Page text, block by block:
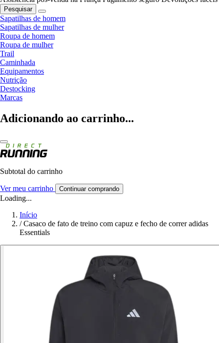
Pesquisar
Sapatilhas de homem
Sapatilhas de mulher
Roupa de homem
Roupa de mulher
Trail
Caminhada
Equipamentos
Nutrição
Destocking
Marcas
Adicionando ao carrinho...
Subtotal do carrinho
Ver meu carrinho Continuar comprando
Loading...
Início
/ Casaco de fato de treino com capuz e fecho de correr adidas
Essentials